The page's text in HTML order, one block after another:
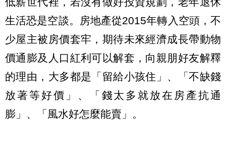
生活恐是空談。房地產從2015年轉入空頭，不
少屋主被房價套牢，期待未來經濟成長帶動物
價通膨及人口紅利可以解套，向親朋好友解釋
的理由，大多都是「留給小孩住」、「不缺錢
放著等好價」、「錢太多就放在房產抗通
膨」、「風水好怎麼能賣」。